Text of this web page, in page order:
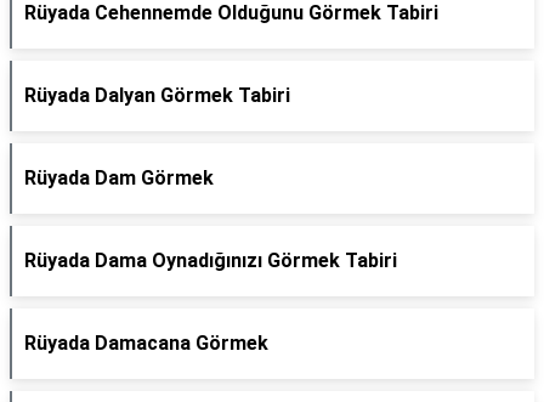
Rüyada Cehennemde Olduğunu Görmek Tabiri
Rüyada Dalyan Görmek Tabiri
Rüyada Dam Görmek
Rüyada Dama Oynadığınızı Görmek Tabiri
Rüyada Damacana Görmek